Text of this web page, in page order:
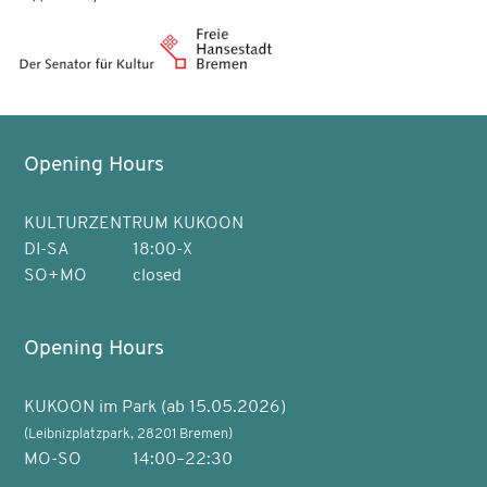
Opening Hours
KULTURZENTRUM KUKOON
DI-SA
18:00-X
SO+MO
closed
Opening Hours
KUKOON im Park (ab 15.05.2026)
(Leibnizplatzpark, 28201 Bremen)
MO-SO 14:00–22:30